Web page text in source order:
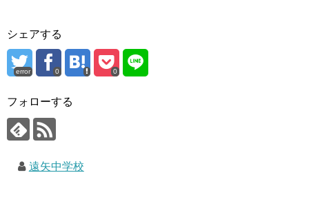
シェアする
error 0 0
フォローする
遠矢中学校